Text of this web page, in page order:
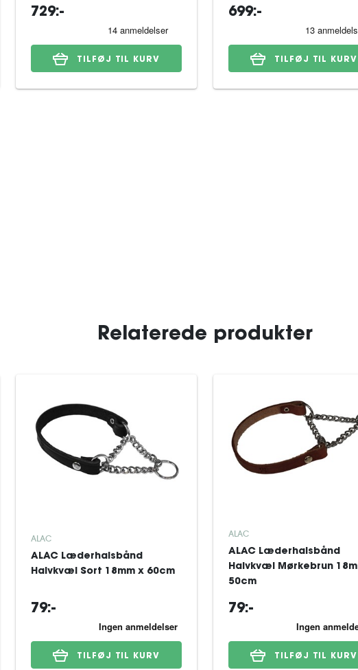
729:-
TILFØJ TIL KURV
699:-
TILFØJ TIL KURV
Relaterede produkter
ALAC
ALAC Læderhalsbånd
Halvkvæl Sort 18mm x 60cm
79:-
TILFØJ TIL KURV
ALAC
ALAC Læderhalsbånd
Halvkvæl Mørkebrun
50cm
79:-
TILFØJ TIL KURV